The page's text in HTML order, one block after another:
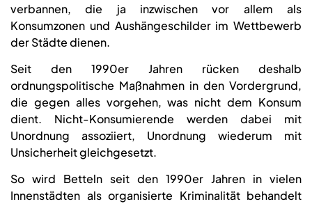
verbannen, die ja inzwischen vor allem als
Konsumzonen und Aushängeschilder im Wettbewerb
der Städte dienen.
Seit den 1990er Jahren rücken deshalb
ordnungspolitische Maßnahmen in den Vordergrund,
die gegen alles vorgehen, was nicht dem Konsum
dient. Nicht-Konsumierende werden dabei mit
Unordnung assoziiert, Unordnung wiederum mit
Unsicherheit gleichgesetzt.
So wird Betteln seit den 1990er Jahren in vielen
Innenstädten als organisierte Kriminalität behandelt